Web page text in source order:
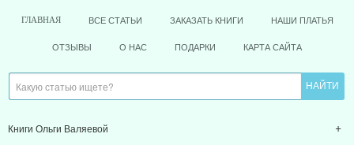
ГЛАВНАЯ ВСЕ СТАТЬИ ЗАКАЗАТЬ КНИГИ НАШИ ПЛАТЬЯ
ОТЗЫВЫ О НАС ПОДАРКИ КАРТА САЙТА
Книги Ольги Валяевой